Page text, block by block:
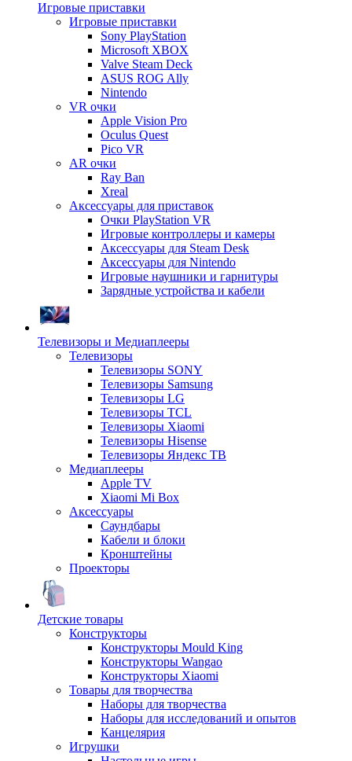
Игровые приставки
Игровые приставки
Sony PlayStation
Microsoft XBOX
Valve Steam Deck
ASUS ROG Ally
Nintendo
VR очки
Apple Vision Pro
Oculus Quest
Pico VR
AR очки
Ray Ban
Xreal
Аксессуары для приставок
Очки PlayStation VR
Игровые контроллеры и камеры
Аксессуары для Steam Desk
Аксессуары для Nintendo
Игровые наушники и гарнитуры
Зарядные устройства и кабели
Телевизоры и Медиаплееры
Телевизоры
Телевизоры SONY
Телевизоры Samsung
Телевизоры LG
Телевизоры TCL
Телевизоры Xiaomi
Телевизоры Hisense
Телевизоры Яндекс ТВ
Медиаплееры
Apple TV
Xiaomi Mi Box
Аксессуары
Саундбары
Кабели и блоки
Кронштейны
Проекторы
Детские товары
Конструкторы
Конструкторы Mould King
Конструкторы Wangao
Конструкторы Xiaomi
Товары для творчества
Наборы для творчества
Наборы для исследований и опытов
Канцелярия
Игрушки